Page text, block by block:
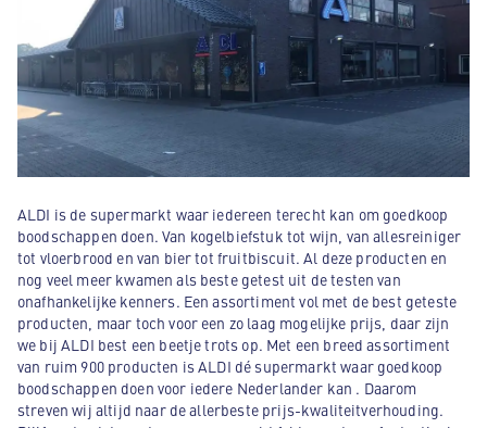
ALDI is de supermarkt waar iedereen terecht kan om goedkoop
boodschappen doen. Van kogelbiefstuk tot wijn, van allesreiniger
tot vloerbrood en van bier tot fruitbiscuit. Al deze producten en
nog veel meer kwamen als beste getest uit de testen van
onafhankelijke kenners. Een assortiment vol met de best geteste
producten, maar toch voor een zo laag mogelijke prijs, daar zijn
we bij ALDI best een beetje trots op. Met een breed assortiment
van ruim 900 producten is ALDI dé supermarkt waar goedkoop
boodschappen doen voor iedere Nederlander kan . Daarom
streven wij altijd naar de allerbeste prijs-kwaliteitverhouding.